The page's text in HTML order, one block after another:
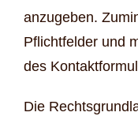
anzugeben.
Pflichtfelder und
des
Die